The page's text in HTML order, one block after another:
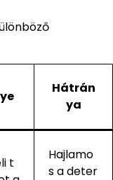
Hátrán
ya
t
Hajlamo
s a deter